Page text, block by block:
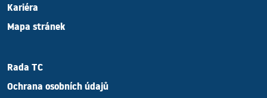
Kariéra
Mapa stránek
Rada TC
Ochrana osobních údajů